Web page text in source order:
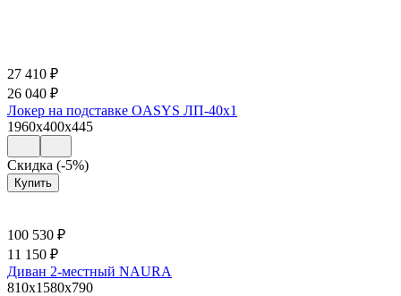
27 410 ₽
26 040 ₽
Локер на подставке OASYS ЛП-40х1
1960x400x445
Скидка (-5%)
Купить
100 530 ₽
11 150 ₽
Диван 2-местный NAURA
810x1580x790